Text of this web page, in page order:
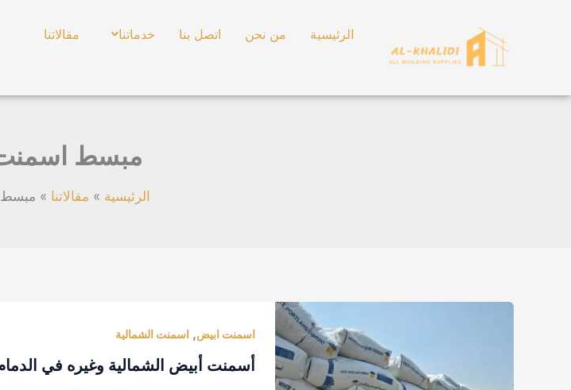
الرئيسية من نحن اتصل بنا خدماتنا مقالاتنا
مبسط
الرئيسية مقالاتنا مبسط
اسمنت ابيض,اسمنت الشمالية
أسمنت أبيض الشمالية وغيره في
أبيض
الشمالية